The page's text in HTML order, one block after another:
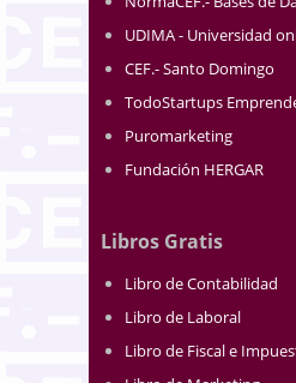
UDIMA - Universidad
CEF.- Santo Domingo
TodoStartups
Puromarketing
Fundación HERGAR
Libros Gratis
Libro de Contabilidad
Libro de Laboral
Libro de Fiscal e